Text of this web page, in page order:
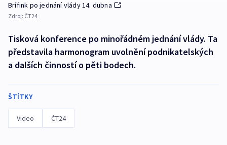
Brífink po jednání vlády 14. dubna
Zdroj: ČT24
Tisková konference po minořádném jednání vlády. Ta
představila harmonogram uvolnění podnikatelských
a dalších činností o pěti bodech.
ŠTÍTKY
Video ČT24